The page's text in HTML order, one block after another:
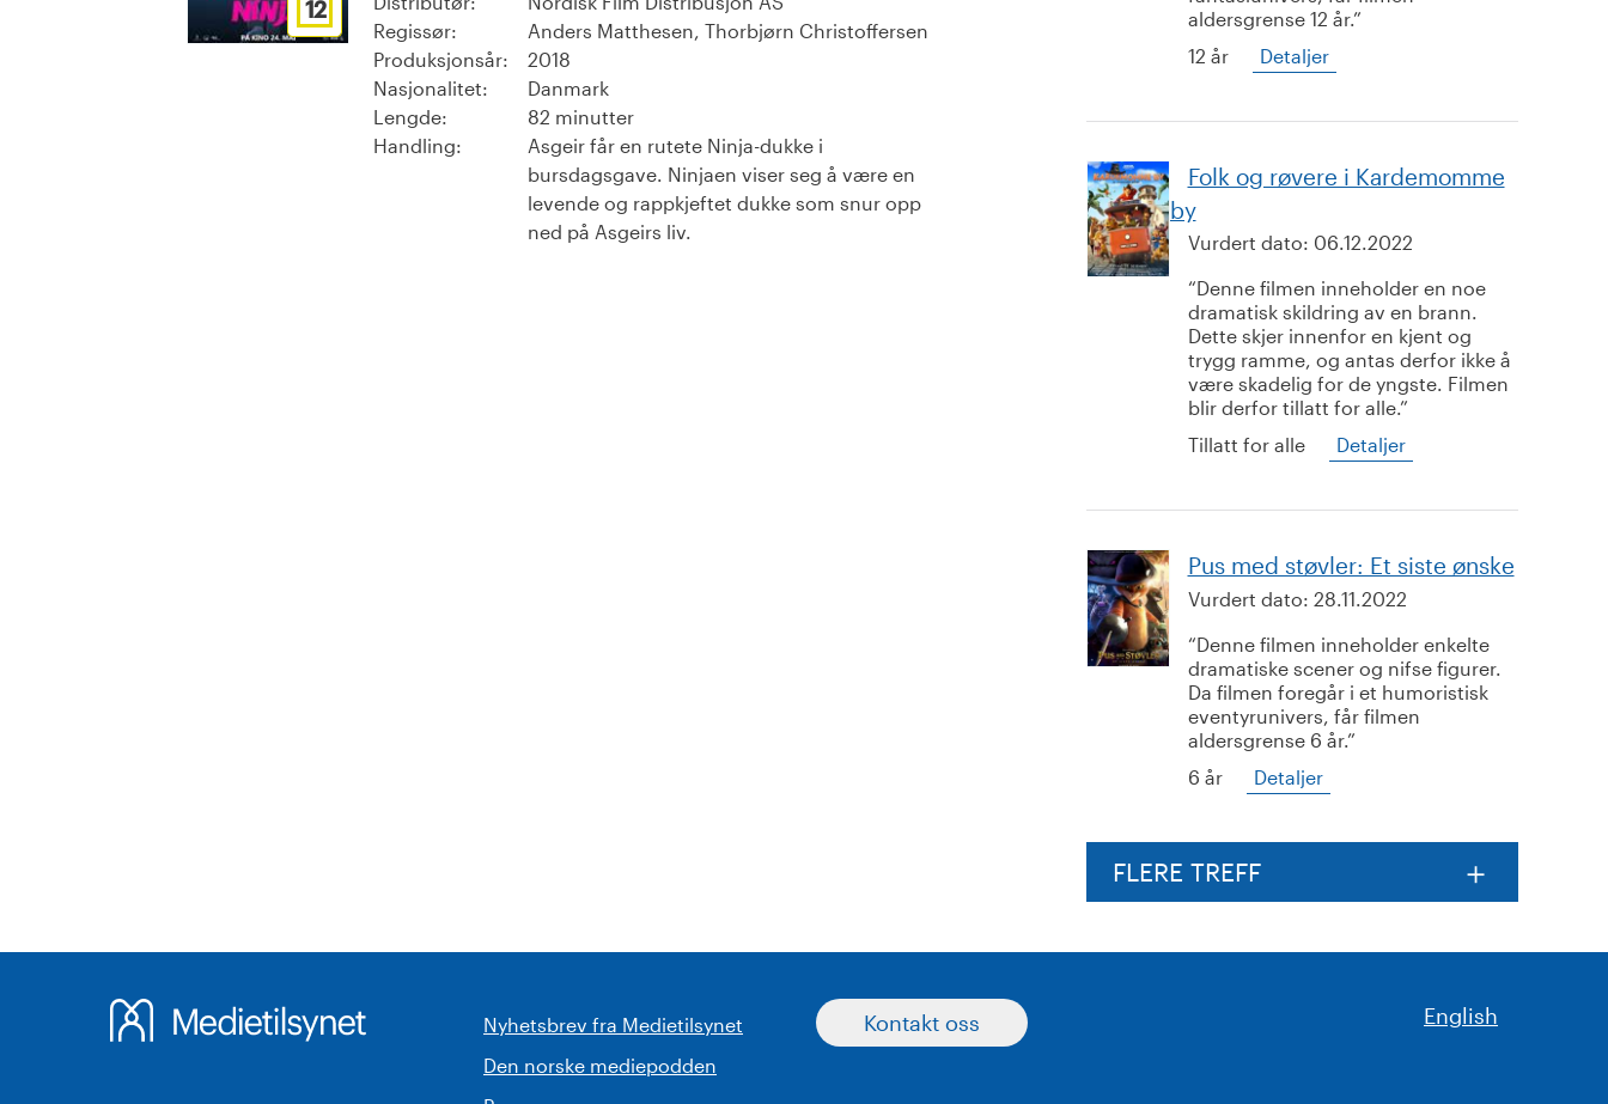
12
Regissør:
Anders Matthesen, Thorbjørn Christoffersen
Produksjonsår:
2018
Nasjonalitet:
Danmark
Lengde:
82 minutter
Handling:
Asgeir får en rutete Ninja-dukke i
bursdagsgave. Ninjaen viser seg å være en
levende og rappkjeftet dukke som snur opp
ned på Asgeirs liv.
aldersgrense 12 år.
12 år
Detaljer
Folk og røvere i Kardemomme
by
Vurdert dato: 06.12.2022
Denne filmen inneholder en noe
dramatisk skildring av en brann.
Dette skjer innenfor en kjent og
trygg ramme, og antas derfor ikke å
være skadelig for de yngste. Filmen
blir derfor tillatt for alle.
Tillatt for alle
Detaljer
Pus med støvler: Et siste ønske
Vurdert dato: 28.11.2022
Denne filmen inneholder enkelte
dramatiske scener og nifse figurer.
Da filmen foregår i et humoristisk
eventyrunivers, får filmen
aldersgrense 6 år.
6 år
Detaljer
FLERE TREFF
Nyhetsbrev fra Medietilsynet
Den norske mediepodden
Kontakt oss English